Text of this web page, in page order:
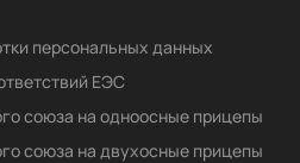
персональных данных
ЕЭС
союза на одноосные прицепы
союза на двухосные прицепы